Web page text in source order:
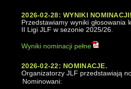
2026-02-28: WYNIKI
Przedstawiamy wyniki
II Ligi JLF w sezonie 2025/26.
Wyniki nominacji pełne
2026-02-22: NOMINACJE.
Organizatorzy JLF przedstawiają
Nominowani: